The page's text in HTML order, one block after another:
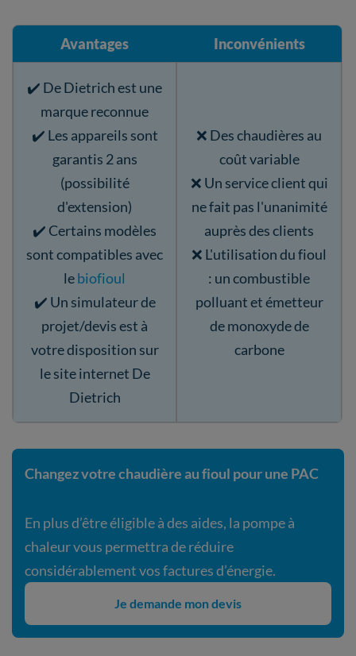
Avantages Inconvénients
✔️ De Dietrich est une
marque reconnue
✔️ Les appareils sont
garantis 2 ans
(possibilité
d'extension)
✔️ Certains modèles
sont compatibles avec
lebiofioul
✔️ Un simulateur de
projet/devis est à
votre disposition sur
le site internet De
Dietrich
❌ Des chaudières au
coût variable
❌ Un service client qui
ne fait pas l'unanimité
auprès des clients
❌ L'utilisation du fioul
: un combustible
polluant et émetteur
de monoxyde de
carbone
Changez votre chaudière au fioul pour une PAC
En plus d’être éligible à des aides, la pompe à
chaleur vous permettra de réduire
considérablement vos factures d’énergie.
Je demande mon devis